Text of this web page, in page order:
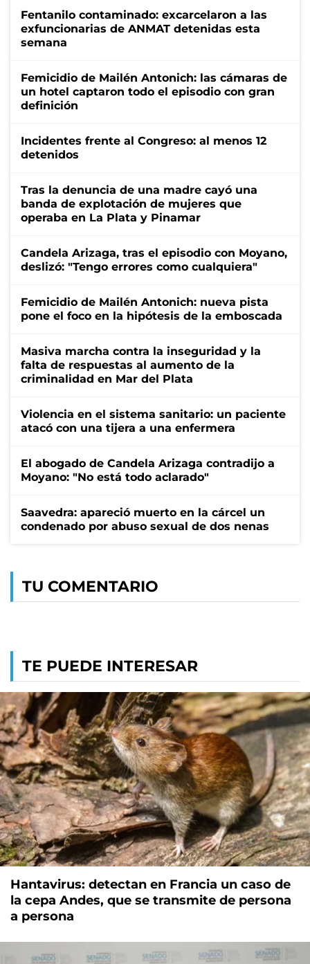
Fentanilo contaminado: excarcelaron a las
exfuncionarias de ANMAT detenidas esta
semana
Femicidio de Mailén Antonich: las cámaras de
un hotel captaron todo el episodio con gran
definición
Incidentes frente al Congreso: al menos 12
detenidos
Tras la denuncia de una madre cayó una
banda de explotación de mujeres que
operaba en La Plata y Pinamar
Candela Arizaga, tras el episodio con Moyano,
deslizó: "Tengo errores como cualquiera"
Femicidio de Mailén Antonich: nueva pista
pone el foco en la hipótesis de la emboscada
Masiva marcha contra la inseguridad y la
falta de respuestas al aumento de la
criminalidad en Mar del Plata
Violencia en el sistema sanitario: un paciente
atacó con una tijera a una enfermera
El abogado de Candela Arizaga contradijo a
Moyano: "No está todo aclarado"
Saavedra: apareció muerto en la cárcel un
condenado por abuso sexual de dos nenas
TU COMENTARIO
TE PUEDE INTERESAR
Hantavirus: detectan en Francia un caso de
la cepa Andes, que se transmite de persona
a persona